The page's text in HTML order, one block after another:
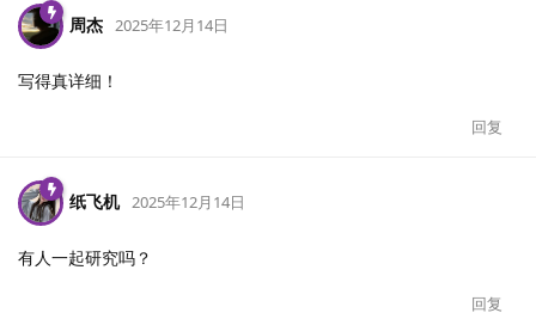
周杰 2025年12月14日
写得真详细！
回复
纸飞机 2025年12月14日
有人一起研究吗？
回复